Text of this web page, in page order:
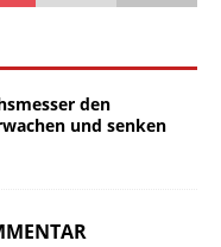
den
und senken